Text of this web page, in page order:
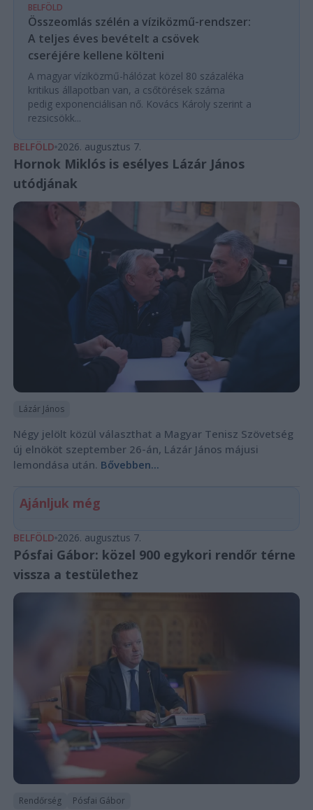
BELFÖLD
Összeomlás szélén a víziközmű-rendszer:
A teljes éves bevételt a csövek
cseréjére kellene költeni
A magyar víziközmű-hálózat közel 80 százaléka
kritikus állapotban van, a csőtörések száma
pedig exponenciálisan nő. Kovács Károly szerint a
rezsicsökk...
BELFÖLD 2026. augusztus 7.
Hornok Miklós is esélyes Lázár János
utódjának
Lázár János
Négy jelölt közül választhat a Magyar Tenisz Szövetség
új elnököt szeptember 26-án, Lázár János májusi
lemondása után. Bővebben...
Ajánljuk még
BELFÖLD 2026. augusztus 7.
Pósfai Gábor: közel 900 egykori rendőr térne
vissza a testülethez
Rendőrség Pósfai Gábor